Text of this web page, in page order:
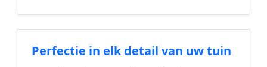
Perfectie in elk detail van uw tuin